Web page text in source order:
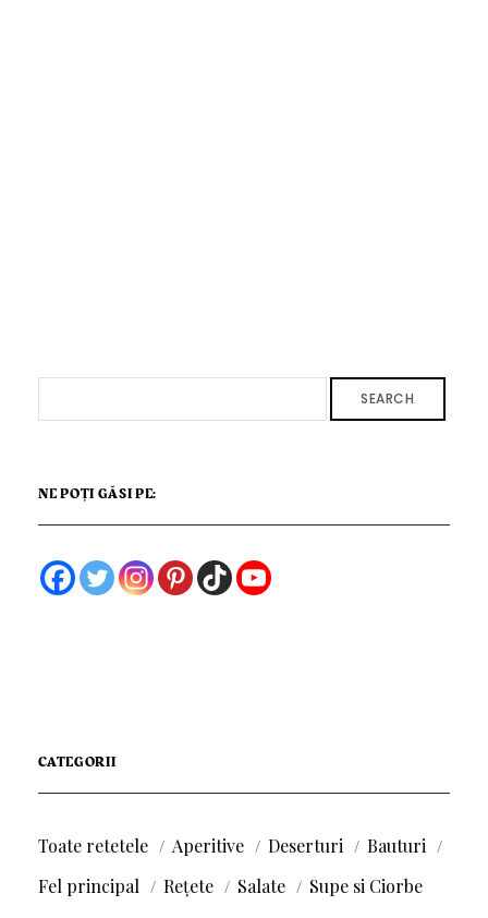
SEARCH
NE POȚI GĂSI PE:
CATEGORII
Toate retetele Aperitive Deserturi
Bauturi
Fel principal
Rețete Salate Supe si Ciorbe